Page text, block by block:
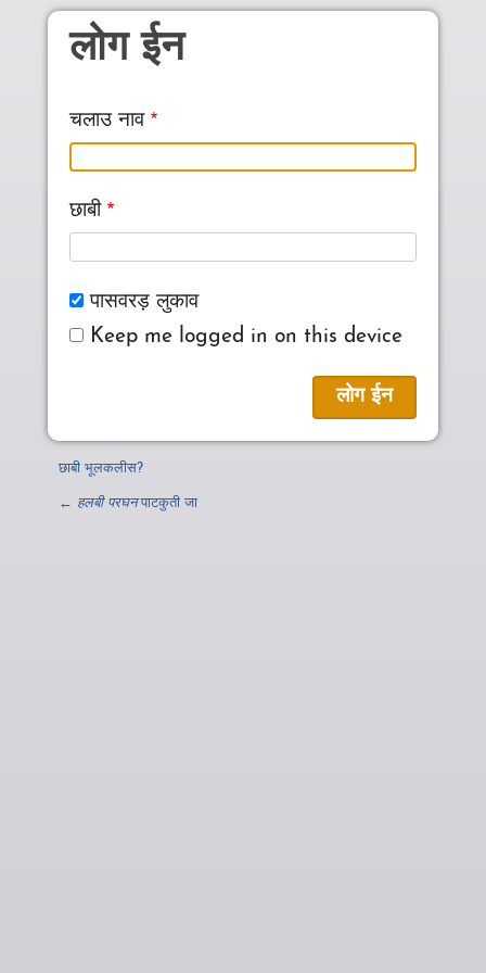
Skip to main content
लोग ईन
चलाउ नाव
छाबी
पासवरड़ लुकाव
Keep me logged in on this device
छाबी भूलकलीस?
← हलबी परघनपाटकुती जा